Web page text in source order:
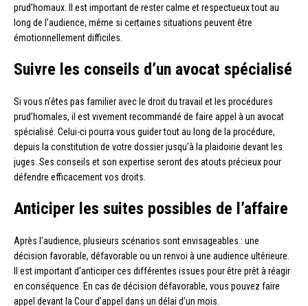
prud’homaux. Il est important de rester calme et respectueux tout au
long de l’audience, même si certaines situations peuvent être
émotionnellement difficiles.
Suivre les conseils d’un avocat spécialisé
Si vous n’êtes pas familier avec le droit du travail et les procédures
prud’homales, il est vivement recommandé de faire appel à un avocat
spécialisé. Celui-ci pourra vous guider tout au long de la procédure,
depuis la constitution de votre dossier jusqu’à la plaidoirie devant les
juges. Ses conseils et son expertise seront des atouts précieux pour
défendre efficacement vos droits.
Anticiper les suites possibles de l’affaire
Après l’audience, plusieurs scénarios sont envisageables : une
décision favorable, défavorable ou un renvoi à une audience ultérieure.
Il est important d’anticiper ces différentes issues pour être prêt à réagir
en conséquence. En cas de décision défavorable, vous pouvez faire
appel devant la Cour d’appel dans un délai d’un mois.